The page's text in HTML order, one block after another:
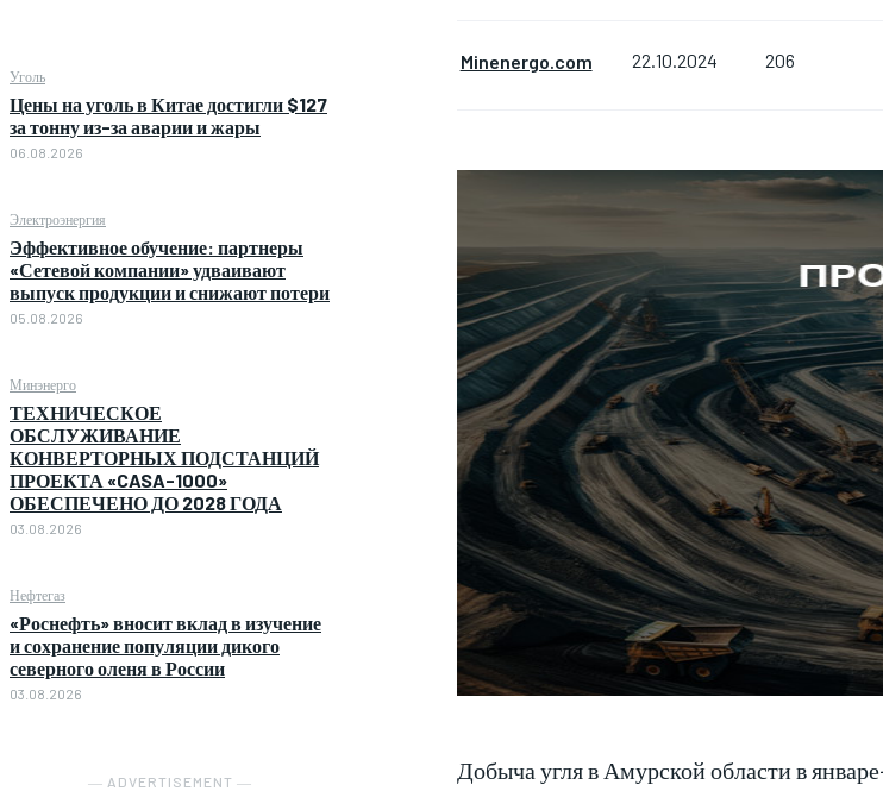
Уголь
Цены на уголь в Китае достигли $127
за тонну из-за аварии и жары
06.08.2026
Электроэнергия
Эффективное обучение: партнеры
«Сетевой компании» удваивают
выпуск продукции и снижают потери
05.08.2026
Минэнерго
ТЕХНИЧЕСКОЕ
ОБСЛУЖИВАНИЕ
КОНВЕРТОРНЫХ ПОДСТАНЦИЙ
ПРОЕКТА «CASA-1000»
ОБЕСПЕЧЕНО ДО 2028 ГОДА
03.08.2026
Нефтегаз
«Роснефть» вносит вклад в изучение
и сохранение популяции дикого
северного оленя в России
03.08.2026
― ADVERTISEMENT ―
Minenergo.com 22.10.2024 206
Добыча угля в Амурской области в